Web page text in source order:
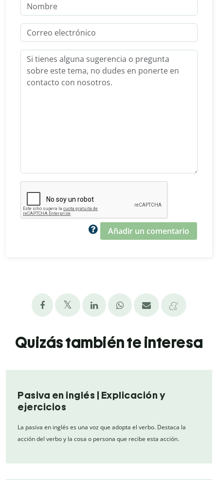
Añadir un comentario
Quizás también te interesa
Pasiva en inglés | Explicación y
ejercicios
La pasiva en inglés es una voz que adopta el verbo. Destaca la
acción del verbo y la cosa o persona que recibe esta acción.